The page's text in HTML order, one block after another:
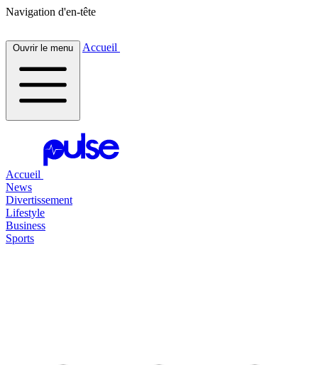
Navigation d'en-tête
Ouvrir le menu Accueil
Accueil
News
Divertissement
Lifestyle
Business
Sports